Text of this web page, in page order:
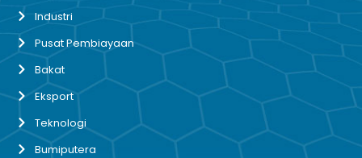
Industri
Pusat Pembiayaan
Bakat
Eksport
Teknologi
Bumiputera